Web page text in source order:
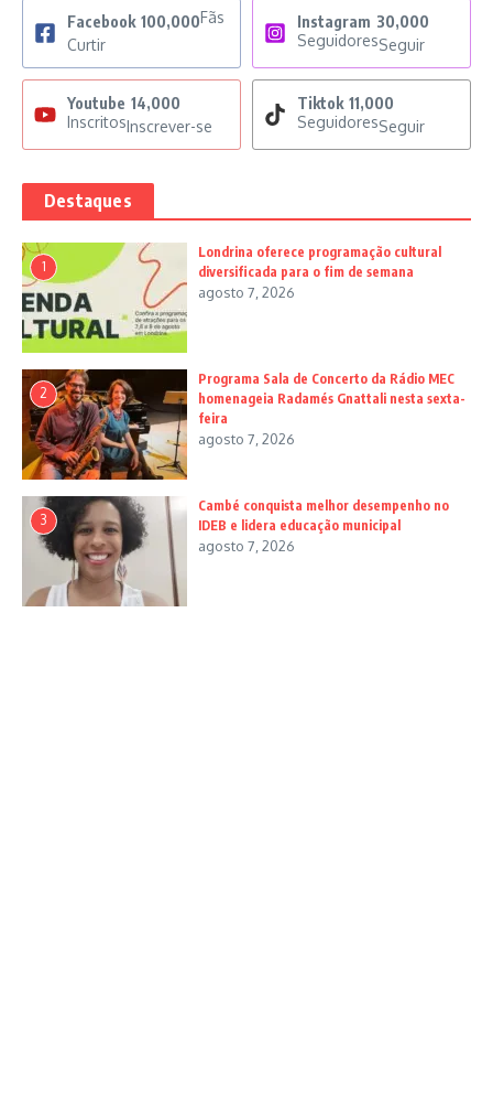
Facebook 100,000Fãs
Curtir
Instagram 30,000
SeguidoresSeguir
Youtube 14,000
InscritosInscrever-se
Tiktok 11,000
SeguidoresSeguir
Destaques
1
Londrina oferece programação cultural
diversificada para o fim de semana
agosto 7, 2026
2
Programa Sala de Concerto da Rádio MEC
homenageia Radamés Gnattali nesta sexta-
feira
agosto 7, 2026
3
Cambé conquista melhor desempenho no
IDEB e lidera educação municipal
agosto 7, 2026